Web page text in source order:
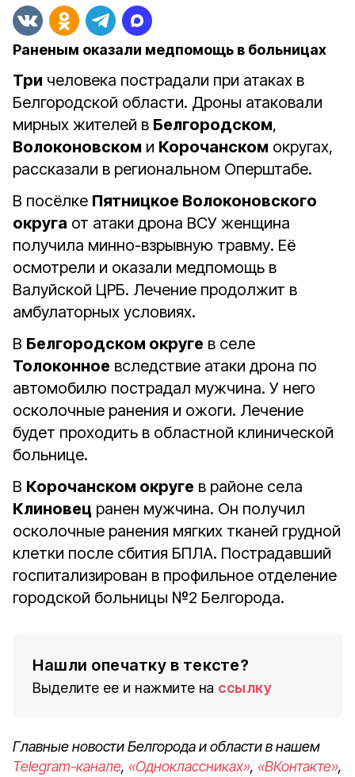
Раненым оказали медпомощь в больницах
Три человека пострадали при атаках в
Белгородской области. Дроны атаковали
мирных жителей в Белгородском,
Волоконовском и Корочанском округах,
рассказали в региональном Оперштабе.
В посёлке Пятницкое Волоконовского
округа от атаки дрона ВСУ женщина
получила минно-взрывную травму. Еë
осмотрели и оказали медпомощь в
Валуйской ЦРБ. Лечение продолжит в
амбулаторных условиях.
В Белгородском округе в селе
Толоконное вследствие атаки дрона по
автомобилю пострадал мужчина. У него
осколочные ранения и ожоги. Лечение
будет проходить в областной клинической
больнице.
В Корочанском округе в районе села
Клиновец ранен мужчина. Он получил
осколочные ранения мягких тканей грудной
клетки после сбития БПЛА. Пострадавший
госпитализирован в профильное отделение
городской больницы №2 Белгорода.
Нашли опечатку в тексте?
Выделите ее и нажмите на ссылку
Главные новости Белгорода и области в нашем
Telegram-канале, «Одноклассниках», «ВКонтакте»,